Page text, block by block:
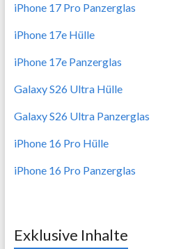
iPhone 17 Pro Panzerglas
iPhone 17e Hülle
iPhone 17e Panzerglas
Galaxy S26 Ultra Hülle
Galaxy S26 Ultra Panzerglas
iPhone 16 Pro Hülle
iPhone 16 Pro Panzerglas
Exklusive Inhalte